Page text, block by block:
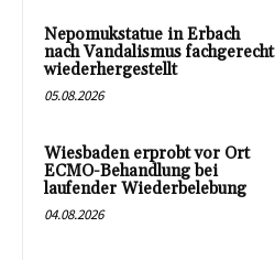
Nepomukstatue in Erbach
nach Vandalismus fachgerecht
wiederhergestellt
05.08.2026
Wiesbaden erprobt vor Ort
ECMO-Behandlung bei
laufender Wiederbelebung
04.08.2026